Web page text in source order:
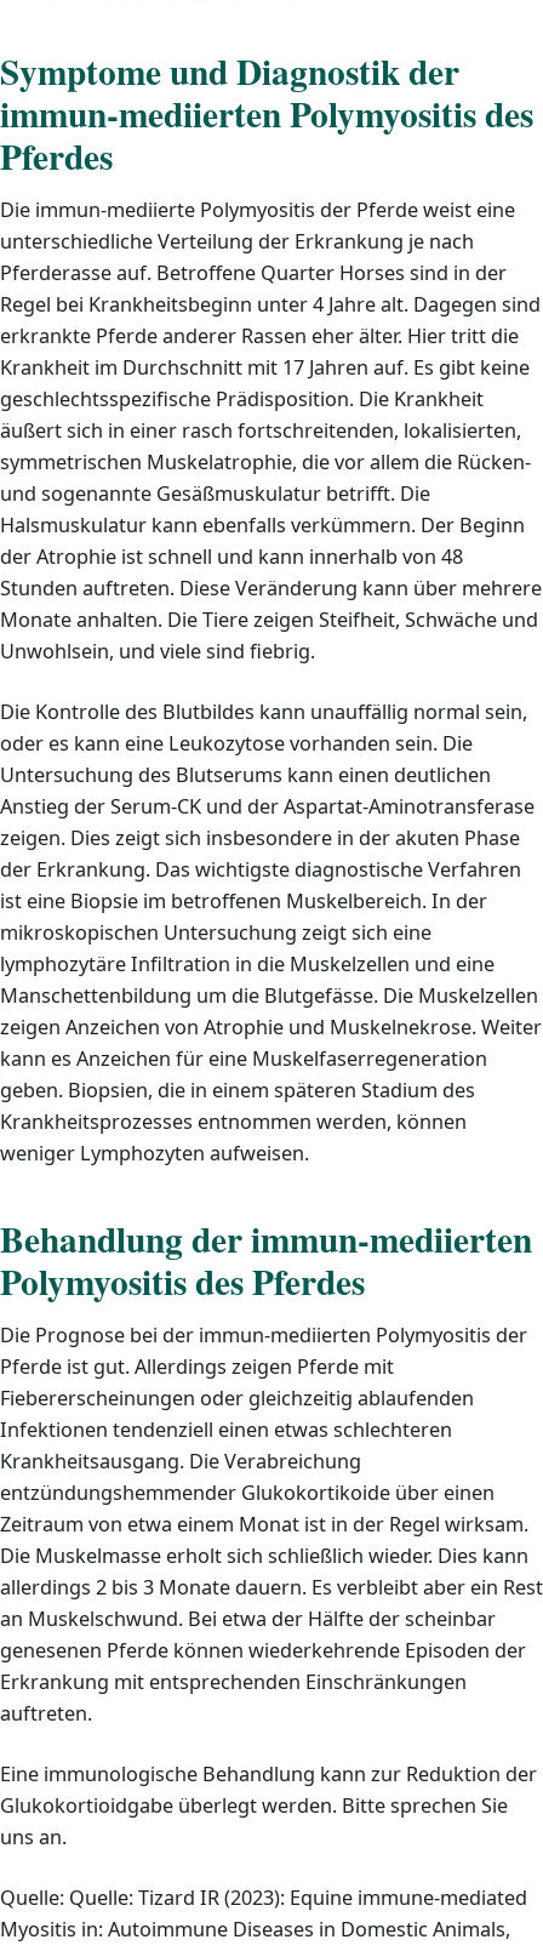
Symptome und Diagnostik der
immun-mediierten Polymyositis des
Pferdes
Die immun-mediierte Polymyositis der Pferde weist eine
unterschiedliche Verteilung der Erkrankung je nach
Pferderasse auf. Betroffene Quarter Horses sind in der
Regel bei Krankheitsbeginn unter 4 Jahre alt. Dagegen sind
erkrankte Pferde anderer Rassen eher älter. Hier tritt die
Krankheit im Durchschnitt mit 17 Jahren auf. Es gibt keine
geschlechtsspezifische Prädisposition. Die Krankheit
äußert sich in einer rasch fortschreitenden, lokalisierten,
symmetrischen Muskelatrophie, die vor allem die Rücken-
und sogenannte Gesäßmuskulatur betrifft. Die
Halsmuskulatur kann ebenfalls verkümmern. Der Beginn
der Atrophie ist schnell und kann innerhalb von 48
Stunden auftreten. Diese Veränderung kann über mehrere
Monate anhalten. Die Tiere zeigen Steifheit, Schwäche und
Unwohlsein, und viele sind fiebrig.
Die Kontrolle des Blutbildes kann unauffällig normal sein,
oder es kann eine Leukozytose vorhanden sein. Die
Untersuchung des Blutserums kann einen deutlichen
Anstieg der Serum-CK und der Aspartat-Aminotransferase
zeigen. Dies zeigt sich insbesondere in der akuten Phase
der Erkrankung. Das wichtigste diagnostische Verfahren
ist eine Biopsie im betroffenen Muskelbereich. In der
mikroskopischen Untersuchung zeigt sich eine
lymphozytäre Infiltration in die Muskelzellen und eine
Manschettenbildung um die Blutgefässe. Die Muskelzellen
zeigen Anzeichen von Atrophie und Muskelnekrose. Weiter
kann es Anzeichen für eine Muskelfaserregeneration
geben. Biopsien, die in einem späteren Stadium des
Krankheitsprozesses entnommen werden, können
weniger Lymphozyten aufweisen.
Behandlung der immun-mediierten
Polymyositis des Pferdes
Die Prognose bei der immun-mediierten Polymyositis der
Pferde ist gut. Allerdings zeigen Pferde mit
Fiebererscheinungen oder gleichzeitig ablaufenden
Infektionen tendenziell einen etwas schlechteren
Krankheitsausgang. Die Verabreichung
entzündungshemmender Glukokortikoide über einen
Zeitraum von etwa einem Monat ist in der Regel wirksam.
Die Muskelmasse erholt sich schließlich wieder. Dies kann
allerdings 2 bis 3 Monate dauern. Es verbleibt aber ein Rest
an Muskelschwund. Bei etwa der Hälfte der scheinbar
genesenen Pferde können wiederkehrende Episoden der
Erkrankung mit entsprechenden Einschränkungen
auftreten.
Eine immunologische Behandlung kann zur Reduktion der
Glukokortioidgabe überlegt werden. Bitte sprechen Sie
uns an.
Quelle: Quelle: Tizard IR (2023): Equine immune-mediated
Myositis in: Autoimmune Diseases in Domestic Animals,